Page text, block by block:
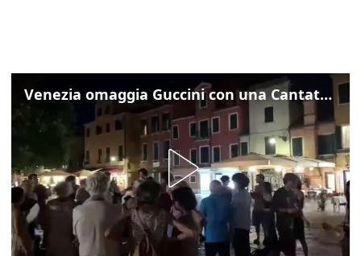
Venezia omaggia Guccini con una Cantata Anarchica in campo Santa Margherita